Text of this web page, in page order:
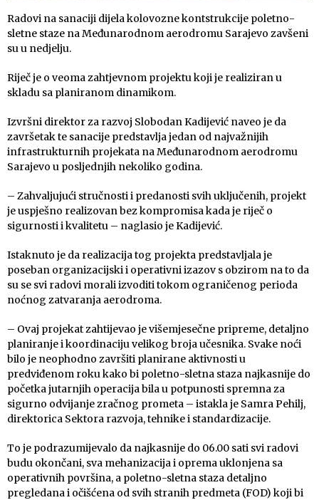
Radovi na sanaciji dijela kolovozne kontstrukcije poletno-
sletne staze na Međunarodnom aerodromu Sarajevo zavšeni
su u nedjelju.
Riječ je o veoma zahtjevnom projektu koji je realiziran u
skladu sa planiranom dinamikom.
Izvršni direktor za razvoj Slobodan Kadijević naveo je da
završetak te sanacije predstavlja jedan od najvažnijih
infrastrukturnih projekata na Međunarodnom aerodromu
Sarajevo u posljednjih nekoliko godina.
– Zahvaljujući stručnosti i predanosti svih uključenih, projekt
je uspješno realizovan bez kompromisa kada je riječ o
sigurnosti i kvalitetu – naglasio je Kadijević.
Istaknuto je da realizacija tog projekta predstavljala je
poseban organizacijski i operativni izazov s obzirom na to da
su se svi radovi morali izvoditi tokom ograničenog perioda
noćnog zatvaranja aerodroma.
– Ovaj projekat zahtijevao je višemjesečne pripreme, detaljno
planiranje i koordinaciju velikog broja učesnika. Svake noći
bilo je neophodno završiti planirane aktivnosti u
predviđenom roku kako bi poletno-sletna staza najkasnije do
početka jutarnjih operacija bila u potpunosti spremna za
sigurno odvijanje zračnog prometa – istakla je Samra Pehilj,
direktorica Sektora razvoja, tehnike i standardizacije.
To je podrazumijevalo da najkasnije do 06.00 sati svi radovi
budu okončani, sva mehanizacija i oprema uklonjena sa
operativnih površina, a poletno-sletna staza detaljno
pregledana i očišćena od svih stranih predmeta (FOD) koji bi